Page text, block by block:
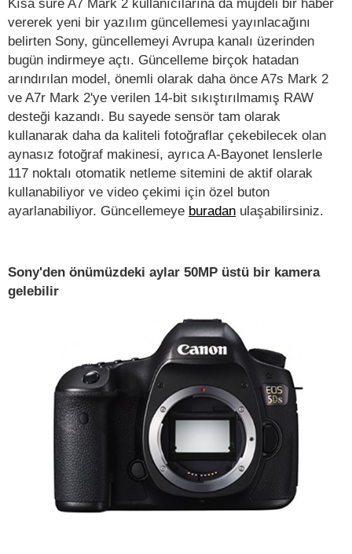
Kısa süre A7 Mark 2 kullanıcılarına da müjdeli bir haber
vererek yeni bir yazılım güncellemesi yayınlacağını
belirten Sony, güncellemeyi Avrupa kanalı üzerinden
bugün indirmeye açtı. Güncelleme birçok hatadan
arındırılan model, önemli olarak daha önce A7s Mark 2
ve A7r Mark 2'ye verilen 14-bit sıkıştırılmamış RAW
desteği kazandı. Bu sayede sensör tam olarak
kullanarak daha da kaliteli fotoğraflar çekebilecek olan
aynasız fotoğraf makinesi, ayrıca A-Bayonet lenslerle
117 noktalı otomatik netleme sitemini de aktif olarak
kullanabiliyor ve video çekimi için özel buton
ayarlanabiliyor. Güncellemeye buradan ulaşabilirsiniz.
Sony'den önümüzdeki aylar 50MP üstü bir kamera
gelebilir